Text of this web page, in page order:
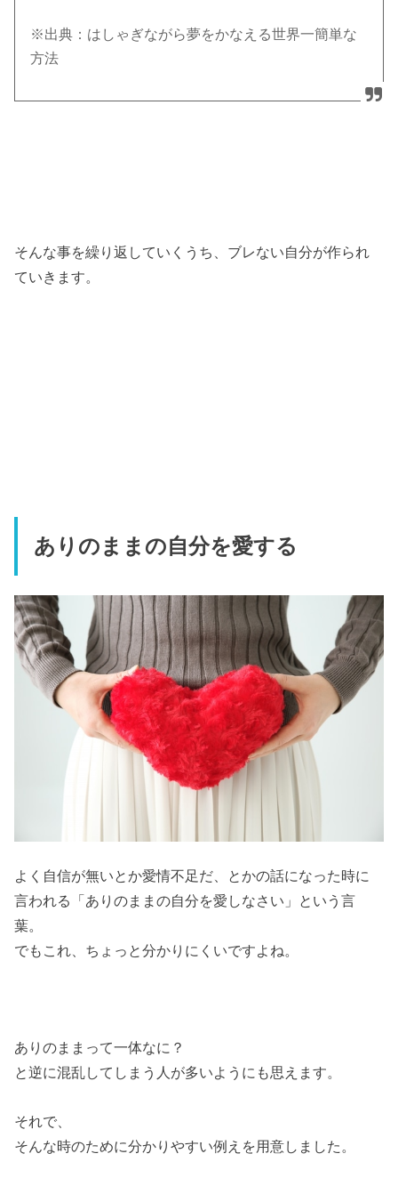
※出典：はしゃぎながら夢をかなえる世界一簡単な
方法
そんな事を繰り返していくうち、ブレない自分が作られ
ていきます。
ありのままの自分を愛する
よく自信が無いとか愛情不足だ、とかの話になった時に
言われる「ありのままの自分を愛しなさい」という言
葉。
でもこれ、ちょっと分かりにくいですよね。
ありのままって一体なに？
と逆に混乱してしまう人が多いようにも思えます。
それで、
そんな時のために分かりやすい例えを用意しました。